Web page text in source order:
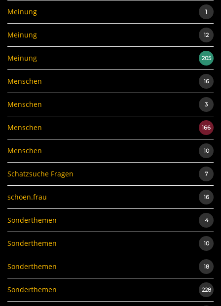
Meinung 1
Meinung 12
Meinung 205
Menschen 16
Menschen 3
Menschen 166
Menschen 10
Schatzsuche Fragen 7
schoen.frau 16
Sonderthemen 4
Sonderthemen 10
Sonderthemen 18
Sonderthemen 228